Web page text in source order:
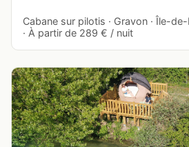
Cabane sur pilotis · Gravon · Île-
· À partir de 289 € / nuit